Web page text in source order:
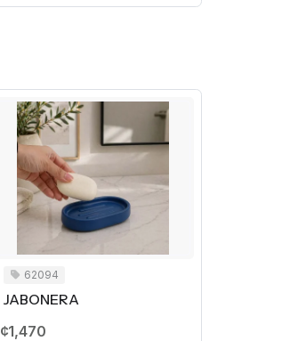
62094
JABONERA
¢1,470